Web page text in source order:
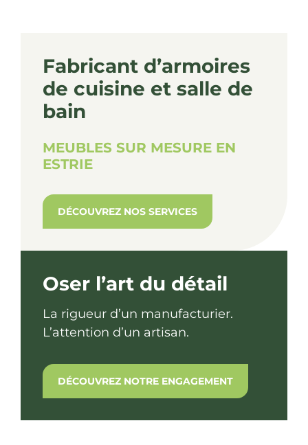
Fabricant d’armoires
de cuisine et salle de
bain
MEUBLES SUR MESURE EN
ESTRIE
DÉCOUVREZ NOS SERVICES
Oser l’art du détail
La rigueur d’un manufacturier.
L’attention d’un artisan.
DÉCOUVREZ NOTRE ENGAGEMENT